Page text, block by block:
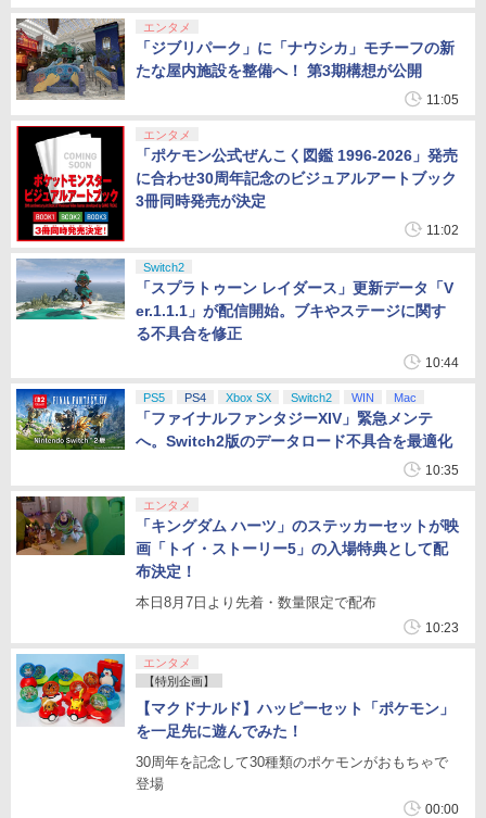
エンタメ
「ジブリパーク」に「ナウシカ」モチーフの新
たな屋内施設を整備へ！ 第3期構想が公開
11:05
エンタメ
「ポケモン公式ぜんこく図鑑 1996-2026」発売
に合わせ30周年記念のビジュアルアートブック
3冊同時発売が決定
11:02
Switch2
「スプラトゥーン レイダース」更新データ「V
er.1.1.1」が配信開始。ブキやステージに関す
る不具合を修正
10:44
PS5 PS4 Xbox SX Switch2 WIN Mac
「ファイナルファンタジーXIV」緊急メンテ
へ。Switch2版のデータロード不具合を最適化
10:35
エンタメ
「キングダム ハーツ」のステッカーセットが映
画「トイ・ストーリー5」の入場特典として配
布決定！
本日8月7日より先着・数量限定で配布
10:23
エンタメ
【特別企画】
【マクドナルド】ハッピーセット「ポケモン」
を一足先に遊んでみた！
30周年を記念して30種類のポケモンがおもちゃで
登場
00:00